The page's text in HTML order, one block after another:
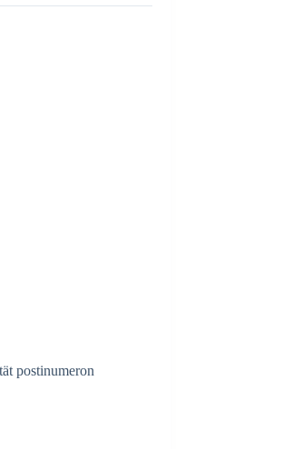
postinumeron